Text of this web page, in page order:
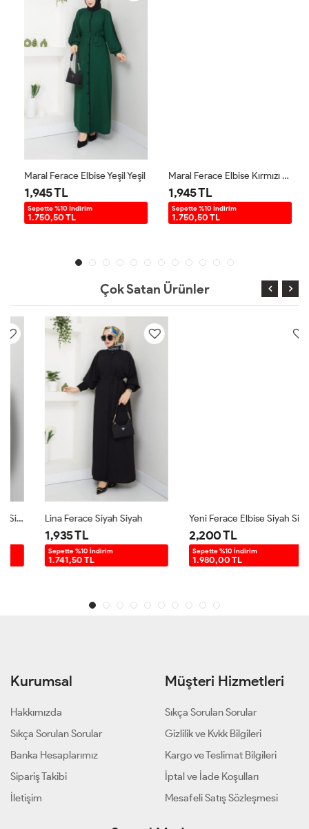
Maral Ferace Elbise Yeşil Yeşil
1,945 TL
Sepette %10 İndirim
1.750,50 TL
Maral Ferace Elbise Kırmızı Kırmızı
1,945 TL
Sepette %10 İndirim
1.750,50 TL
Çok Satan Ürünler
Lina Ferace Siyah Siyah
1,935 TL
Sepette %10 İndirim
1.741,50 TL
Yeni Ferace Elbise Siyah Siyah
2,200 TL
Sepette %10 İndirim
1.980,00 TL
Kurumsal
Hakkımızda
Sıkça Sorulan Sorular
Banka Hesaplarımız
Sipariş Takibi
İletişim
Müşteri Hizmetleri
Sıkça Sorulan Sorular
Gizlilik ve Kvkk Bilgileri
Kargo ve Teslimat Bilgileri
İptal ve İade Koşulları
Mesafeli Satış Sözleşmesi